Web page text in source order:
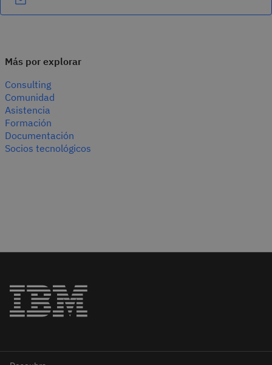
Más por explorar
Consulting
Comunidad
Asistencia
Formación
Documentación
Socios tecnológicos